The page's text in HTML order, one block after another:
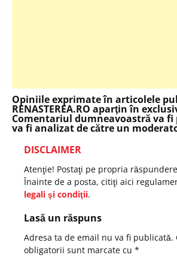
Opiniile exprimate în articolele
RENASTEREA.RO aparţin în
Comentariul dumneavoastră va fi
va fi analizat de către un
DISCLAIMER
Atenţie! Postaţi pe propria
Înainte de a posta, citiţi aici
legali şi condiţii.
Lasă un răspuns
Adresa ta de email nu va fi publicată.
obligatorii sunt marcate cu *